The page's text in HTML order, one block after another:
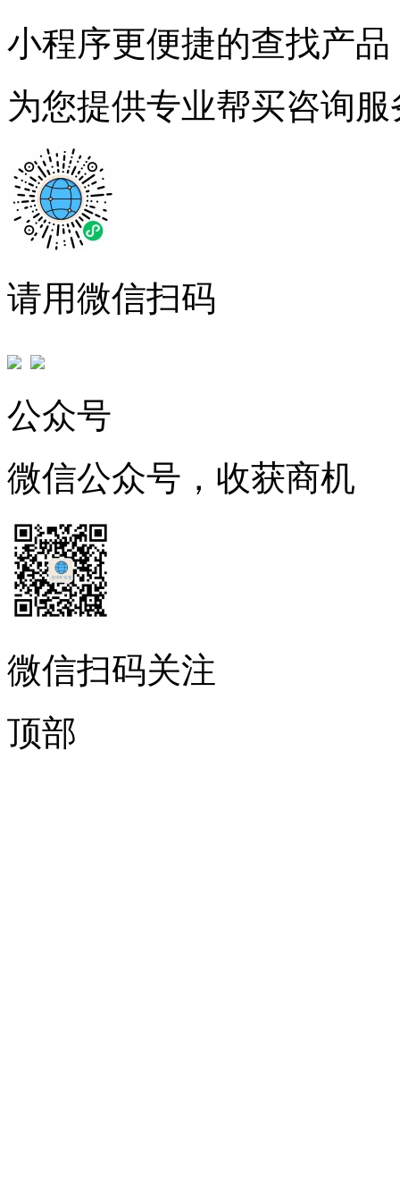
小程序更便捷的查找产品
为您提供专业帮买咨询服
请用微信扫码
公众号
微信公众号，收获商机
微信扫码关注
顶部